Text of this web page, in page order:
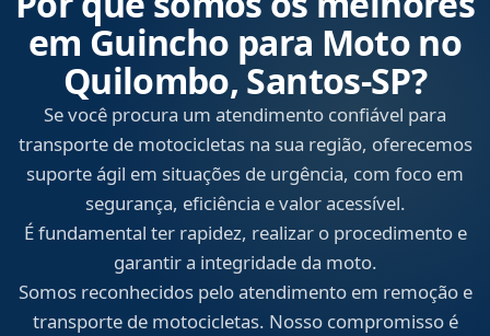
em Guincho para Moto no
Quilombo, Santos‑SP?
Se você procura um atendimento confiável para
transporte de motocicletas na sua região, oferecemos
suporte ágil em situações de urgência, com foco em
segurança, eficiência e valor acessível.
É fundamental ter rapidez, realizar o procedimento e
garantir a integridade da moto.
Somos reconhecidos pelo atendimento em remoção e
transporte de motocicletas. Nosso compromisso é